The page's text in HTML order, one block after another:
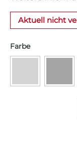
Aktuell nicht
Farbeauswählen
(Diese Voll